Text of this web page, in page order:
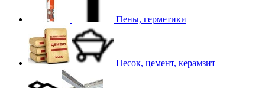
Пены, герметики
Песок, цемент, керамзит